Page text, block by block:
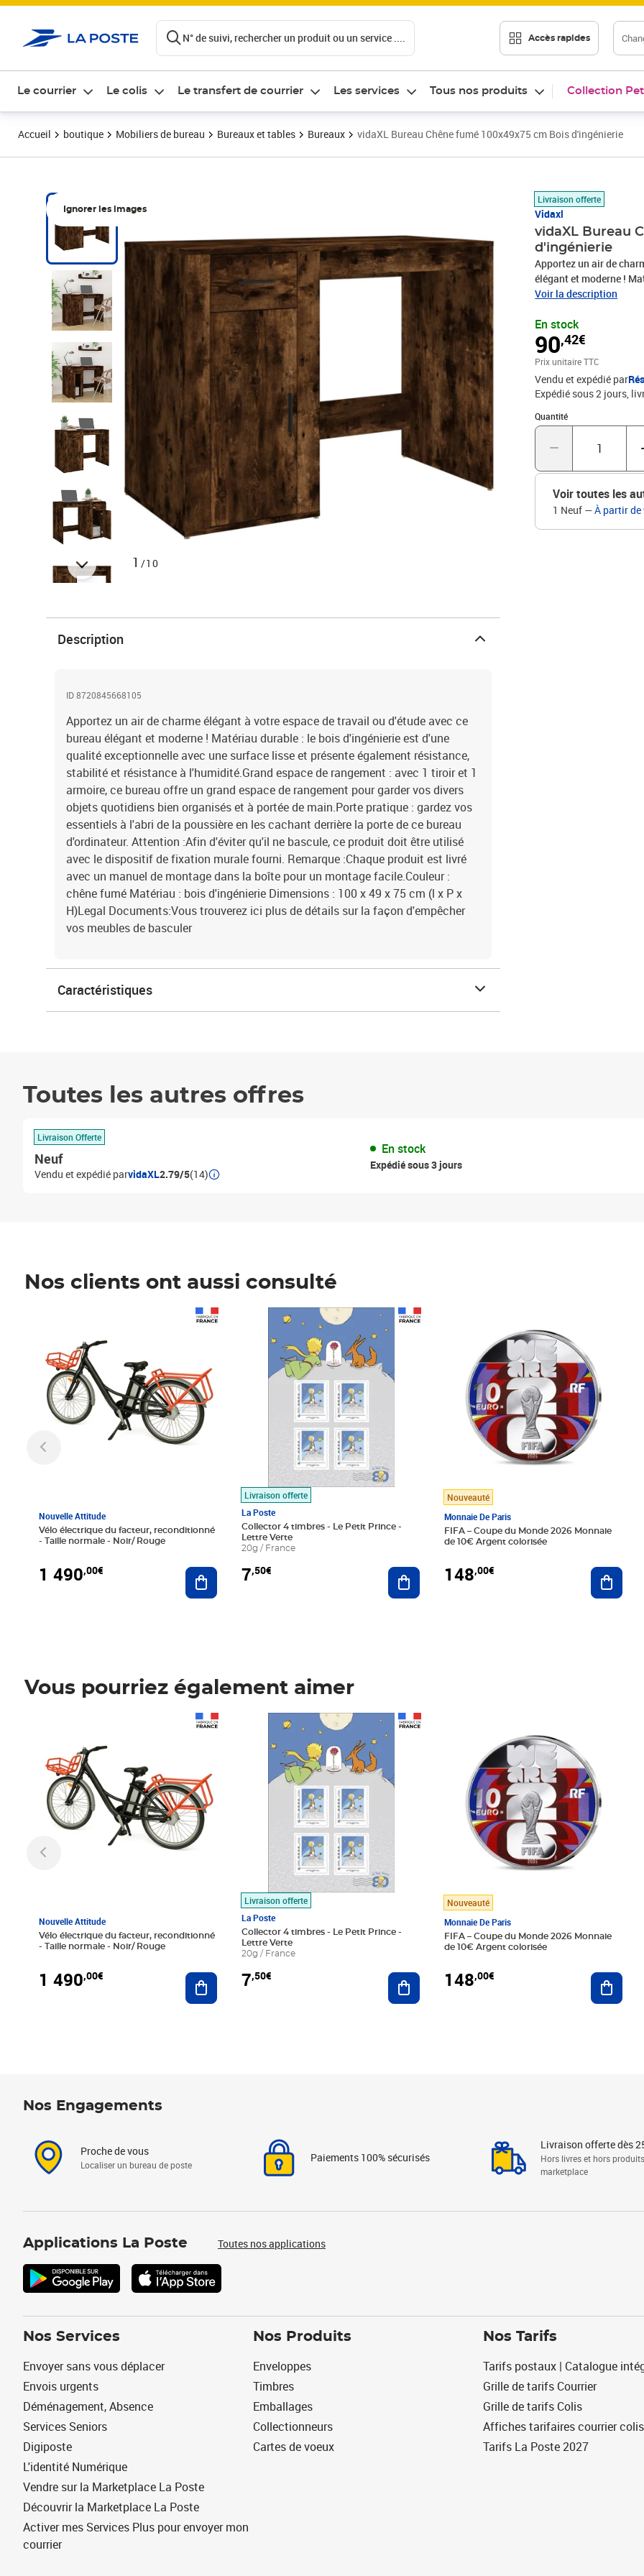
N° de suivi, rechercher un produit ou un service .... Accès rapides
Le courrier Le colis Le transfert de courrier Les services Tous nos produits Collection
Accueil boutique Mobiliers de bureau Bureaux et tables Bureaux vidaXL Bureau Chêne fumé 100x49x75 cm Bois d'ingénierie
Ignorer les images
1 /10
Livraison offerte
Vidaxl
vidaXL Bureau
d'ingénierie
Apportez un air de
élégant et moderne !
exceptionnelle avec
bureau offre un grand
bien organisés et à
poussière en les
d'éviter qu'il ne
fourni. Remarque
pour un montage
: 100 x 49 x 75 cm (l x
façon d'empêcher vos
Voir la description
En stock
90,42€
Prix 90,42€
Prix unitaire TTC
Vendu et expédié par
Expédié sous 2 jours
Quantité
Quantité : 1
Voir toutes les
1 Neuf —À partir de
Description
ID 8720845668105
Apportez un air de charme élégant à votre espace de travail ou d'étude avec ce
bureau élégant et moderne ! Matériau durable : le bois d'ingénierie est d'une
qualité exceptionnelle avec une surface lisse et présente également résistance,
stabilité et résistance à l'humidité.Grand espace de rangement : avec 1 tiroir et 1
armoire, ce bureau offre un grand espace de rangement pour garder vos divers
objets quotidiens bien organisés et à portée de main.Porte pratique : gardez vos
essentiels à l'abri de la poussière en les cachant derrière la porte de ce bureau
d'ordinateur. Attention :Afin d'éviter qu'il ne bascule, ce produit doit être utilisé
avec le dispositif de fixation murale fourni. Remarque :Chaque produit est livré
avec un manuel de montage dans la boîte pour un montage facile.Couleur :
chêne fumé Matériau : bois d'ingénierie Dimensions : 100 x 49 x 75 cm (l x P x
H)Legal Documents:Vous trouverez ici plus de détails sur la façon d'empêcher
vos meubles de basculer
Caractéristiques
Toutes les autres offres
Livraison Offerte
Neuf
Vendu et expédié parvidaXL2.79/5(14)
En stock
Expédié sous 3 jours
Nos clients ont aussi consulté
Nouvelle Attitude
Vélo électrique du facteur, reconditionné
- Taille normale - Noir/ Rouge
1 490,00€ Ajouter au panier
Livraison offerte
La Poste
Collector 4 timbres - Le Petit Prince -
Lettre Verte
20g / France
7,50€
Prix 7,50€
Ajouter au panier
Nouveauté
Monnaie De Paris
FIFA – Coupe du Monde 2026 Monnaie
de 10€ Argent colorisée
148,00€
Vous pourriez également aimer
Nouvelle Attitude
Vélo électrique du facteur, reconditionné
- Taille normale - Noir/ Rouge
1 490,00€ Ajouter au panier
Livraison offerte
La Poste
Collector 4 timbres - Le Petit Prince -
Lettre Verte
20g / France
7,50€
Prix 7,50€
Ajouter au panier
Nouveauté
Monnaie De Paris
FIFA – Coupe du Monde 2026 Monnaie
de 10€ Argent colorisée
148,00€
Nos Engagements
Proche de vous
Localiser un bureau de poste
Paiements 100% sécurisés
Livraison offerte dès
Hors livres et hors produits
marketplace
Applications La Poste Toutes nos applications
Nos Services
Envoyer sans vous déplacer
Envois urgents
Déménagement, Absence
Services Seniors
Digiposte
L'identité Numérique
Vendre sur la Marketplace La Poste
Découvrir la Marketplace La Poste
Activer mes Services Plus pour envoyer mon
courrier
Nos Produits
Enveloppes
Timbres
Emballages
Collectionneurs
Cartes de voeux
Nos Tarifs
Tarifs postaux | Catalogue
Grille de tarifs Courrier
Grille de tarifs Colis
Affiches tarifaires courrier colis
Tarifs La Poste 2027